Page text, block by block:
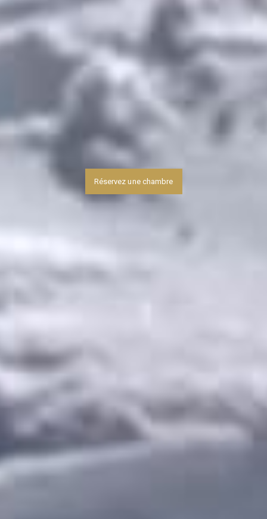
Réservez une chambre